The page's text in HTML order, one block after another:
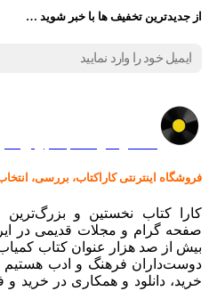
از جدیدترین تخفیف ها با خبر شوید …
فروشگاه اینترنتی کاراکتاب، بررسی،
کارا کتاب نخستین و
صفحه گرام و مجلات قدیمی در
بیش از صد هزار عنوان کتاب
خرید، دانلود و همکاری در خرید